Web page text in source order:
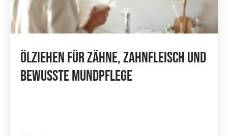
Ölziehen Für Zähne, Zahnfleisch Und
Bewusste Mundpflege